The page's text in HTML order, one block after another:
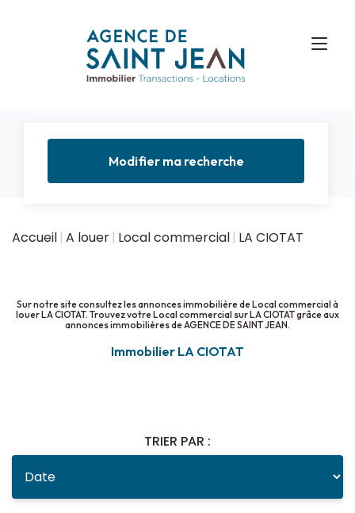
Modifier ma recherche
Accueil A louer Local commercial LA CIOTAT
Sur notre site consultez les annonces immobilière de Local commercial à
louer LA CIOTAT. Trouvez votre Local commercial sur LA CIOTAT grâce aux
annonces immobilières de AGENCE DE SAINT JEAN.
Immobilier LA CIOTAT
TRIER PAR :